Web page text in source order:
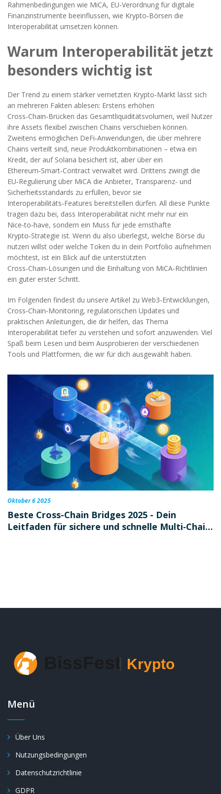
Rahmenbedingungen wie MiCA, EU‑Verordnung für digitale
Finanzinstrumente beeinflussen, wie Krypto‑Börsen die
Interoperabilität umsetzen können.
Warum Interoperabilität jetzt
besonders wichtig ist
Der Trend zu einem stärker vernetzten Krypto‑Markt lässt sich
an mehreren Fakten ablesen: Erstens erhöhen
Cross‑Chain‑Brücken das Gesamtliquiditätsvolumen, weil Nutzer
ihre Assets flexibel zwischen Chains verschieben können.
Zweitens ermöglichen DeFi‑Anwendungen, die über mehrere
Chains verteilt sind, neue Produktkombinationen – etwa ein
Kredit, der auf Solana besichert ist, aber über ein
Ethereum‑Smart‑Contract verwaltet wird. Drittens zwingt die
EU‑Regulierung über MiCA die Anbieter, Transparenz‑ und
Sicherheitsstandards zu erfüllen, bevor sie
Interoperabilitäts‑Features bereitstellen dürfen. All diese Punkte
tragen dazu bei, dass Interoperabilität nicht mehr nur ein
Nice‑to‑have, sondern ein Muss für jede ernsthafte
Krypto‑Strategie ist. Wenn du also überlegst, welche Börse du
nutzen willst oder welche Token du in dein Portfolio aufnehmen
möchtest, ist ein Blick auf die unterstützten
Cross‑Chain‑Lösungen und die Einhaltung von MiCA‑Richtlinien
ein guter erster Schritt.
Im Folgenden findest du unsere Artikel zu Web3‑Entwicklungen,
Cross‑Chain‑Monitoring, regulatorischen Updates und
praktischen Anleitungen, die dir helfen, das Thema
Interoperabilität tiefer zu verstehen und sofort anzuwenden. Viel
Spaß beim Lesen und beim Ausprobieren der verschiedenen
Tools und Plattformen, die wir für dich ausgewählt haben.
Oktober 6 2025
Beste Cross-Chain Bridges 2025 - Dein
Leitfaden für sichere und schnelle Multi‑Chain
Menü
Über Uns
Nutzungsbedingungen
Datenschutzrichtlinie
GDPR